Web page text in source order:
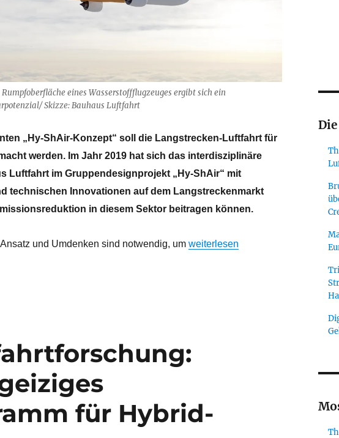
eines Wasserstoffflugzeuges ergibt sich ein
Skizze: Bauhaus Luftfahrt
„Hy-ShAir-Konzept“ soll die Langstrecken-Luftfahrt für
werden. Im Jahr 2019 hat sich das interdisziplinäre
Luftfahrt im Gruppendesignprojekt „Hy-ShAir“ mit
technischen Innovationen auf dem Langstreckenmarkt
in diesem Sektor beitragen können.
und Umdenken sind notwendig, um „Die Zukunft der Langstrecke neu
weiterlesen
für Hybrid-